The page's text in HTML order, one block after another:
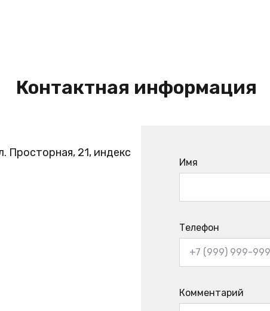
Контактная информация
21, индекс
Имя
Телефон
Комментарий